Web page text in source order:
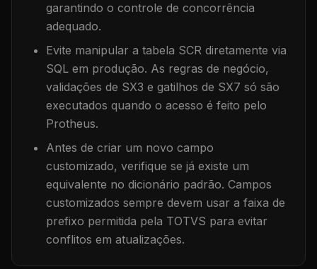
garantindo o controle de concorrência
adequado.
Evite manipular a tabela SCR diretamente via
SQL em produção. As regras de negócio,
validações de SX3 e gatilhos de SX7 só são
executados quando o acesso é feito pelo
Protheus.
Antes de criar um novo campo
customizado, verifique se já existe um
equivalente no dicionário padrão. Campos
customizados sempre devem usar a faixa de
prefixo permitida pela TOTVS para evitar
conflitos em atualizações.